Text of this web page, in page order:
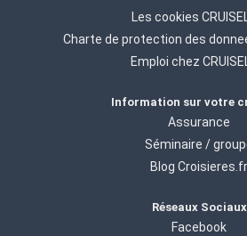
Les cookies
Charte de protection des
Emploi chez
Information sur votre
Assurance
Séminaire /
Blog Croisieres.fr
Réseaux Sociaux
Facebook